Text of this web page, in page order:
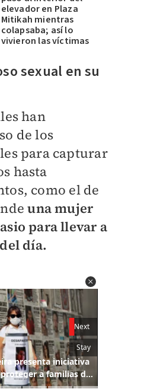
elevador en Plaza
Mitikah mientras
colapsaba; así lo
vivieron las víctimas
sexual en su
han
de los
para capturar
hasta
como el de
una mujer
para llevar a
día.